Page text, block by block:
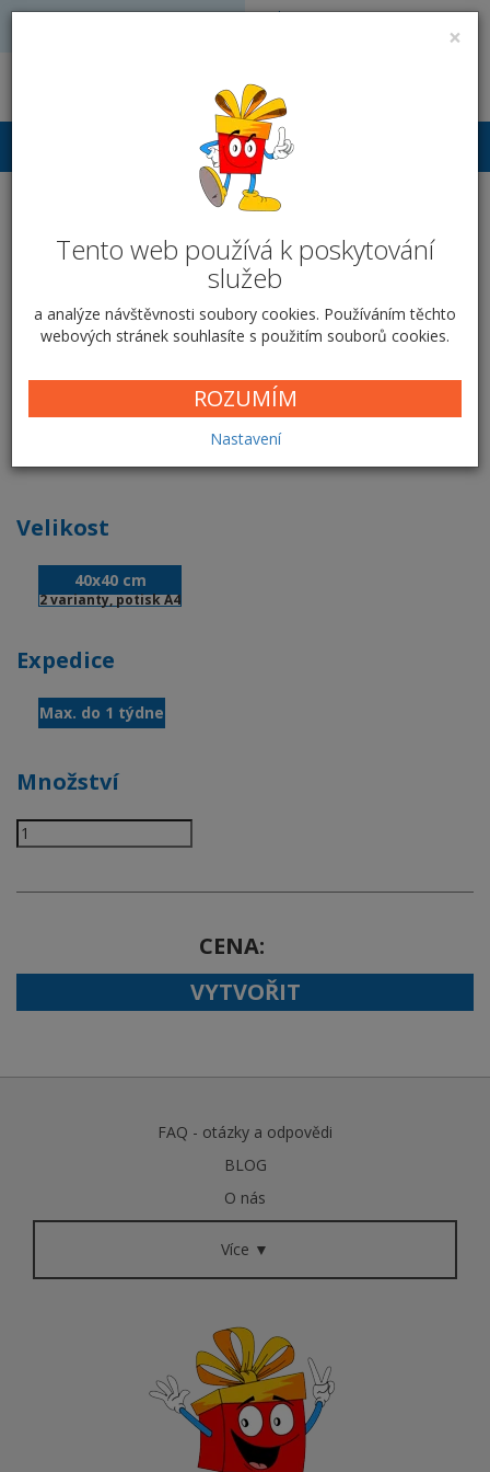
×
Tento web používá k poskytování
služeb
a analýze návštěvnosti soubory cookies. Používáním těchto
webových stránek souhlasíte s použitím souborů cookies.
ROZUMÍM
Nastavení
Volejte: 728 051 909
Přihlášení
Polštářek skandinávský -
Foto rozbitý okraj
Foto rozbitý okraj
Velikost
40x40 cm
2 varianty, potisk A4
Expedice
Max. do 1 týdne
Množství
CENA
VYTVOŘIT
FAQ - otázky a odpovědi
BLOG
O nás
Více ▼